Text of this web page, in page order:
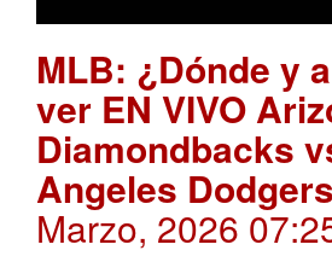
MLB: ¿Dónde y
ver EN VIVO
Diamondbacks
Angeles
Marzo, 2026